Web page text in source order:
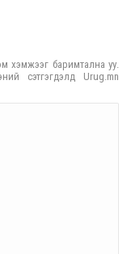
хэмжээг баримтална уу.
сэтгэгдэлд Urug.mn